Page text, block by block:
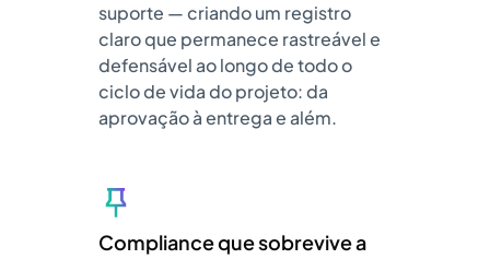
suporte — criando um registro
claro que permanece rastreável e
defensável ao longo de todo o
ciclo de vida do projeto: da
aprovação à entrega e além.
Compliance que sobrevive a